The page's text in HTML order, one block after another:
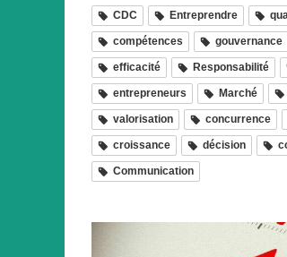
CDC Entreprendre
compétences gouvernance
efficacité Responsabilité
entrepreneurs Marché
valorisation concurrence
croissance décision
Communication